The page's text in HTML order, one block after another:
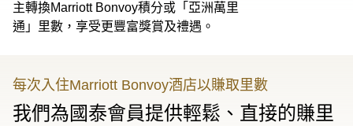
主轉換Marriott Bonvoy積分或「亞洲萬里
通」里數，享受更豐富獎賞及禮遇。
每次入住Marriott Bonvoy酒店以賺取里數
我們為國泰會員提供輕鬆、直接的賺里